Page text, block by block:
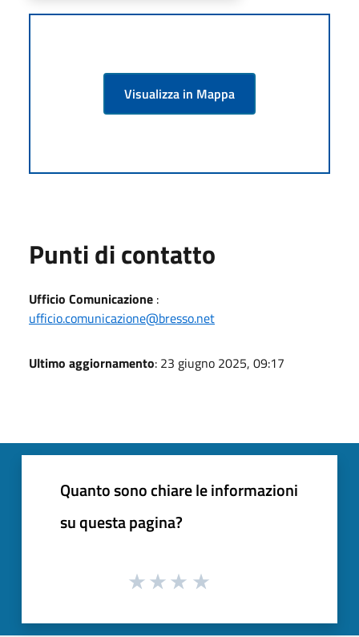
Visualizza in Mappa
Punti di contatto
Ufficio Comunicazione :
ufficio.comunicazione@bresso.net
Ultimo aggiornamento: 23 giugno 2025, 09:17
Quanto sono chiare le informazioni
su questa pagina?